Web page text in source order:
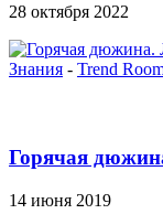
28 октября 2022
Знания - Trend
Горячая
14 июня 2019